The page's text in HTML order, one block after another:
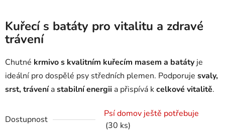
Kuřecí s batáty pro vitalitu a zdravé
trávení
Chutné krmivo s kvalitním kuřecím masem a batáty je
ideální pro dospělé psy středních plemen. Podporuje svaly,
srst, tráveníastabilní energii a přispívá kcelkové vitalitě.
Dostupnost
Psí domov ještě potřebuje
(30 ks)